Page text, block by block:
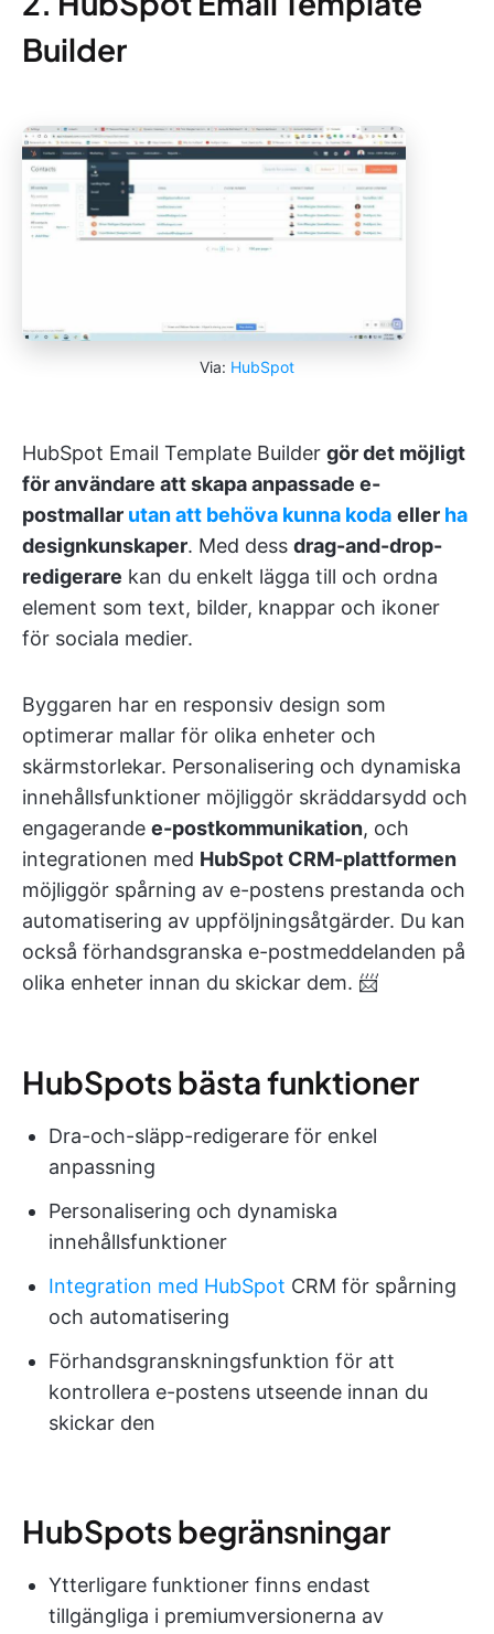
Builder
Via: HubSpot
HubSpot Email Template Builder gör det möjligt
för användare att skapa anpassade e-
postmallar utan att behöva kunna koda eller ha
designkunskaper. Med dess drag-and-drop-
redigerare kan du enkelt lägga till och ordna
element som text, bilder, knappar och ikoner
för sociala medier.
Byggaren har en responsiv design som
optimerar mallar för olika enheter och
skärmstorlekar. Personalisering och dynamiska
innehållsfunktioner möjliggör skräddarsydd och
engagerande e-postkommunikation, och
integrationen med HubSpot CRM-plattformen
möjliggör spårning av e-postens prestanda och
automatisering av uppföljningsåtgärder. Du kan
också förhandsgranska e-postmeddelanden på
olika enheter innan du skickar dem. 📨
HubSpots bästa funktioner
Dra-och-släpp-redigerare för enkel
anpassning
Personalisering och dynamiska
innehållsfunktioner
Integration med HubSpot CRM för spårning
och automatisering
Förhandsgranskningsfunktion för att
kontrollera e-postens utseende innan du
skickar den
HubSpots begränsningar
Ytterligare funktioner finns endast
tillgängliga i premiumversionerna av